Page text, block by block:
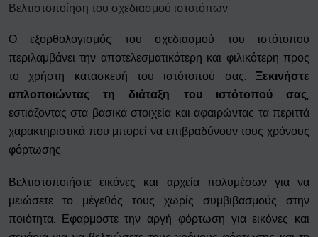
Βελτιστοποίηση του σχεδιασμού ιστοτόπων
Ο εξορθολογισμός του σχεδιασμού του ιστότοπου
περιλαμβάνει την αποτελεσματικότερη και φιλικότερη προς
το χρήστη κατασκευή του ιστότοπού σας. Ξεκινήστε
απλοποιώντας τη διάταξη του ιστότοπού σας
εστιάζοντας στα βασικά στοιχεία και αφαιρώντας τα περιττά
χαρακτηριστικά που μπορεί να επιβραδύνουν τους χρόνους
φόρτωσης.
Βελτιστοποιήστε εικόνες και αρχεία πολυμέσων για να
μειώσετε το μέγεθός τους χωρίς συμβιβασμούς στην
ποιότητα. Εφαρμόστε την αργή φόρτωση για εικόνες και